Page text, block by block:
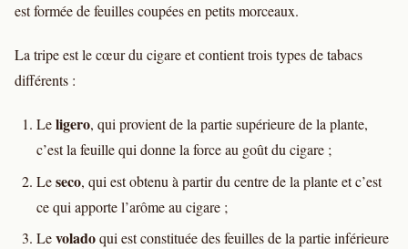
est formée de feuilles coupées en petits morceaux.
La tripe est le cœur du cigare et contient trois types de tabacs
différents :
Leligero, qui provient de la partie supérieure de la plante,
c’est la feuille qui donne la force au goût du cigare ;
Leseco, qui est obtenu à partir du centre de la plante et c’est
ce qui apporte l’arôme au cigare ;
Levoladoqui est constituée des feuilles de la partie inférieure